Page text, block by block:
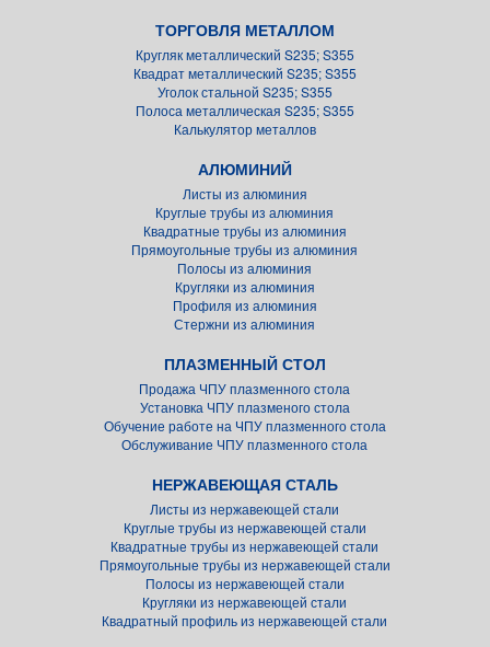
ТОРГОВЛЯ МЕТАЛЛОМ
Кругляк металлический S235; S355
Квадрат металлический S235; S355
Уголок стальной S235; S355
Полоса металлическая S235; S355
Калькулятор металлов
АЛЮМИНИЙ
Листы из алюминия
Круглые трубы из алюминия
Квадратные трубы из алюминия
Прямоугольные трубы из алюминия
Полосы из алюминия
Кругляки из алюминия
Профиля из алюминия
Стержни из алюминия
ПЛАЗМЕННЫЙ СТОЛ
Продажа ЧПУ плазменного стола
Установка ЧПУ плазменого стола
Обучение работе на ЧПУ плазменного стола
Обслуживание ЧПУ плазменного стола
НЕРЖАВЕЮЩАЯ СТАЛЬ
Листы из нержавеющей стали
Круглые трубы из нержавеющей стали
Квадратные трубы из нержавеющей стали
Прямоугольные трубы из нержавеющей стали
Полосы из нержавеющей стали
Кругляки из нержавеющей стали
Квадратный профиль из нержавеющей стали